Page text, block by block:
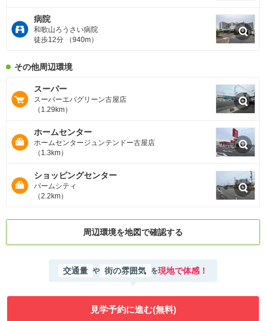
病院
和歌山ろうさい病院
徒歩12分 （940m）
その他周辺環境
スーパー
スーパーエバグリーン古屋店
（1.29km）
ホームセンター
ホームセンタージュンテンドー古屋店
（1.3km）
ショッピングセンター
パームシティ
（2.2km）
周辺環境を地図で確認する
交通量 や 街の雰囲気 を現地で体感！
見学予約に進む(無料)